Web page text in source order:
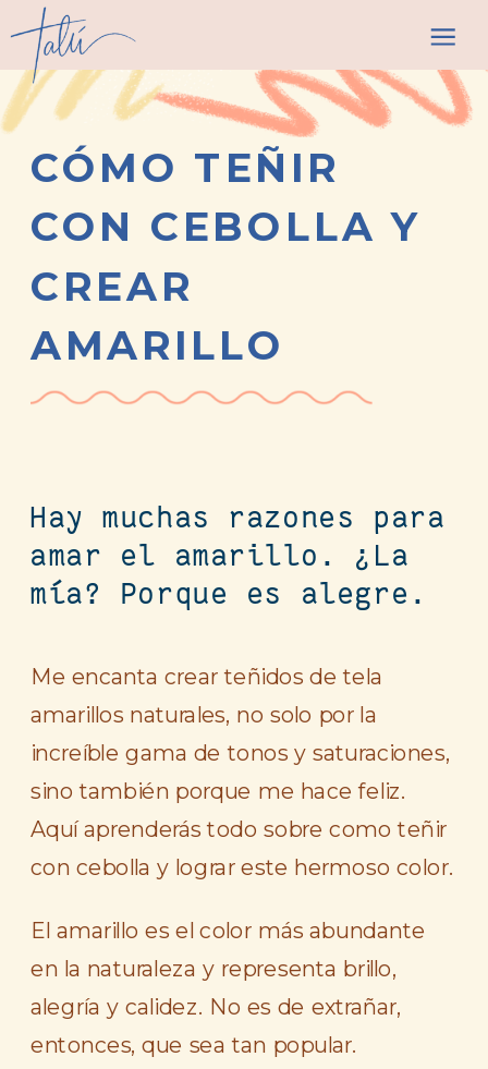
CÓMO TEÑIR
CON CEBOLLA Y
CREAR
AMARILLO
Hay muchas razones para
amar el amarillo. ¿La
mía? Porque es alegre.
Me encanta crear teñidos de tela
amarillos naturales, no solo por la
increíble gama de tonos y saturaciones,
sino también porque me hace feliz.
Aquí aprenderás todo sobre como teñir
con cebolla y lograr este hermoso color.
El amarillo es el color más abundante
en la naturaleza y representa brillo,
alegría y calidez. No es de extrañar,
entonces, que sea tan popular.